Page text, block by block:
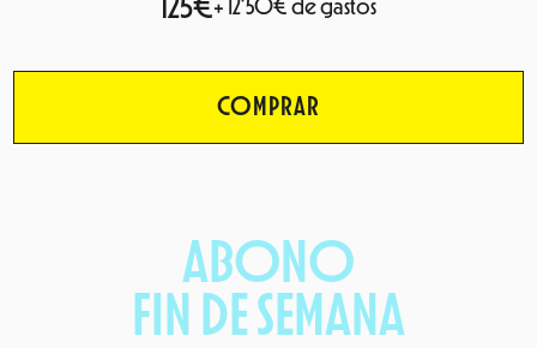
+ 12’50€ de gastos
COMPRAR
ABON0
FIN DE SEMANA